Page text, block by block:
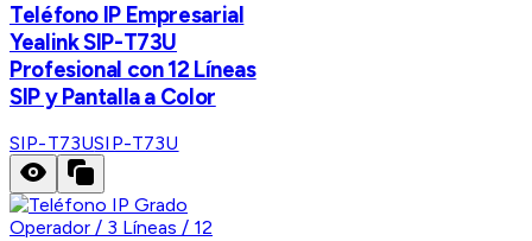
Teléfono IP Empresarial
Yealink SIP-T73U
Profesional con 12 Líneas
SIP y Pantalla a Color
SIP-T73USIP-T73U